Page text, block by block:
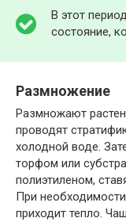
В этот
состояние,
Размножение
Размножают
проводят
холодной воде.
торфом или
полиэтиленом,
При
приходит тепло.